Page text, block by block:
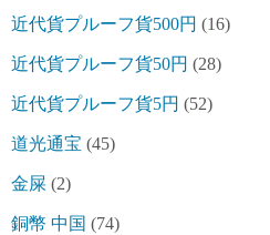
近代貨プルーフ貨500円 (16)
近代貨プルーフ貨50円 (28)
近代貨プルーフ貨5円 (52)
道光通宝 (45)
金屎 (2)
銅幣 中国 (74)